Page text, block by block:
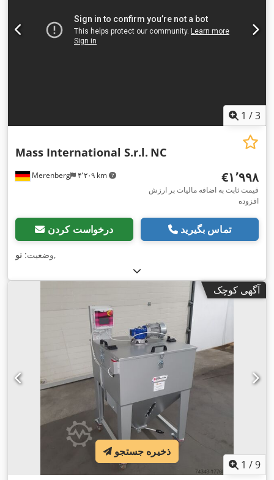
1 /3
Merenberg ۴٬۲۰۹ km
Mass International S.r.l. NC
‎€۱٬۹۹۸
قیمت ثابت به اضافه مالیات بر ارزش
افزوده
درخواست کردن تماس بگیرید
وضعیت: نو ,
آگهی کوچک
1 /9
ذخیره جستجو